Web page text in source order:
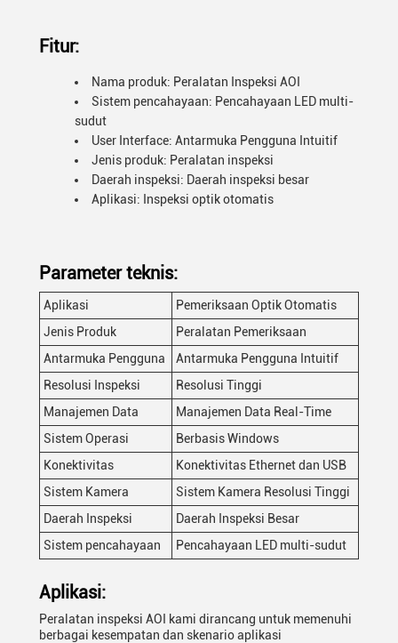
Fitur:
Nama produk: Peralatan Inspeksi AOI
Sistem pencahayaan: Pencahayaan LED multi-
sudut
User Interface: Antarmuka Pengguna Intuitif
Jenis produk: Peralatan inspeksi
Daerah inspeksi: Daerah inspeksi besar
Aplikasi: Inspeksi optik otomatis
Parameter teknis:
Aplikasi
Pemeriksaan Optik Otomatis
Jenis Produk
Peralatan Pemeriksaan
Antarmuka Pengguna
Antarmuka Pengguna Intuitif
Resolusi Inspeksi
Resolusi Tinggi
Manajemen Data
Manajemen Data Real-Time
Sistem Operasi
Berbasis Windows
Konektivitas
Konektivitas Ethernet dan USB
Sistem Kamera
Sistem Kamera Resolusi Tinggi
Daerah Inspeksi
Daerah Inspeksi Besar
Sistem pencahayaan
Pencahayaan LED multi-sudut
Aplikasi:
Peralatan inspeksi AOI kami dirancang untuk memenuhi
berbagai kesempatan dan skenario aplikasi